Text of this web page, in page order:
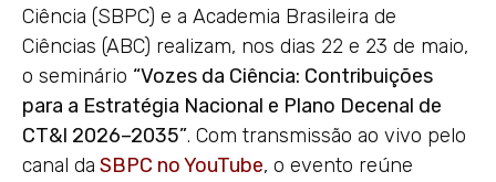
Ciência (SBPC) e a Academia Brasileira de
Ciências (ABC) realizam, nos dias 22 e 23 de maio,
o seminário “Vozes da Ciência: Contribuições
para a Estratégia Nacional e Plano Decenal de
CT&I 2026–2035”. Com transmissão ao vivo pelo
canal da SBPC no YouTube, o evento reúne